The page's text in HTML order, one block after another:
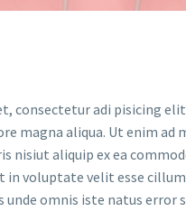
consectetur adi pisicing
magna aliqua. Ut enim ad
nisiut aliquip ex ea
in voluptate velit esse
unde omnis iste natus error